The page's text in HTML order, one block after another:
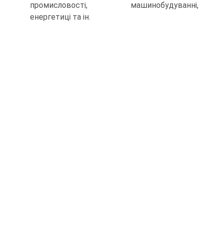
промисловості, машинобу­дуванні,
енергетиці та ін.